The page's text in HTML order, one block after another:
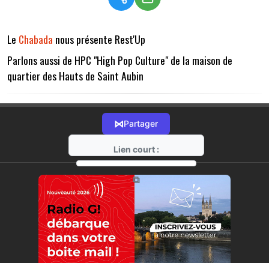
Le Chabada nous présente Rest'Up
Parlons aussi de HPC "High Pop Culture" de la maison de
quartier des Hauts de Saint Aubin
⋈Partager
Lien court :
https://radio-g.fr?15890
⧉